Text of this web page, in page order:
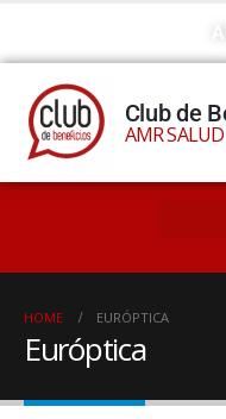
Club de
AMR SALUD
HOME EURÓPTICA
Európtica